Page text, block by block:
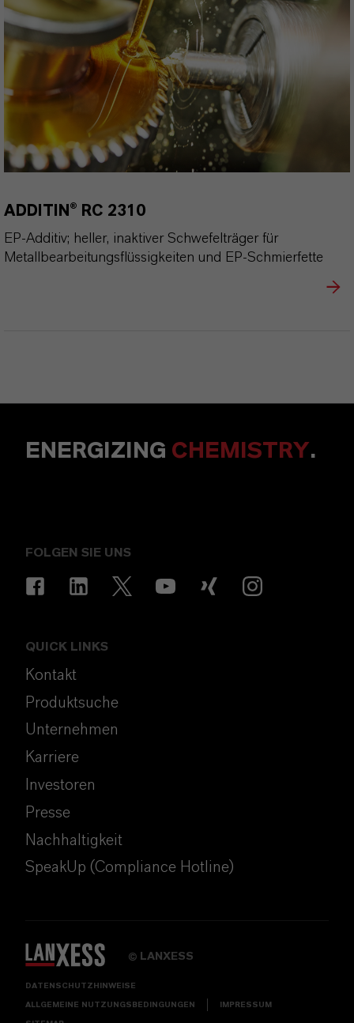
ADDITIN® RC 2310
EP-Additiv; heller, inaktiver Schwefelträger für
Metallbearbeitungsflüssigkeiten und EP-Schmierfette
ENERGIZING CHEMISTRY.
FOLGEN SIE UNS
QUICK LINKS
Kontakt
Produktsuche
Unternehmen
Karriere
Investoren
Presse
Nachhaltigkeit
SpeakUp (Compliance Hotline)
© LANXESS
DATENSCHUTZHINWEISE
ALLGEMEINE NUTZUNGSBEDINGUNGEN IMPRESSUM